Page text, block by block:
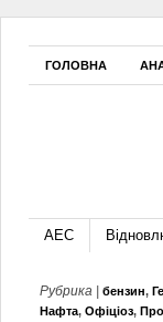
ГОЛОВНА
АЕС
Рубрика | бензин,
Нафта, Офіціоз,